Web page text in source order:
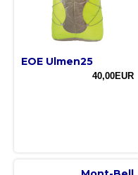
EOE Ulmen25
40,00EUR